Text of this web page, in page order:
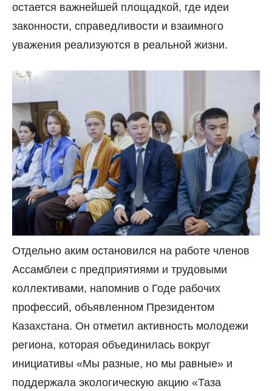
остается важнейшей площадкой, где идеи
законности, справедливости и взаимного
уважения реализуются в реальной жизни.
Отдельно аким остановился на работе членов
Ассамблеи с предприятиями и трудовыми
коллективами, напомнив о Годе рабочих
профессий, объявленном Президентом
Казахстана. Он отметил активность молодежи
региона, которая объединилась вокруг
инициативы «Мы разные, но мы равные» и
поддержала экологическую акцию «Таза